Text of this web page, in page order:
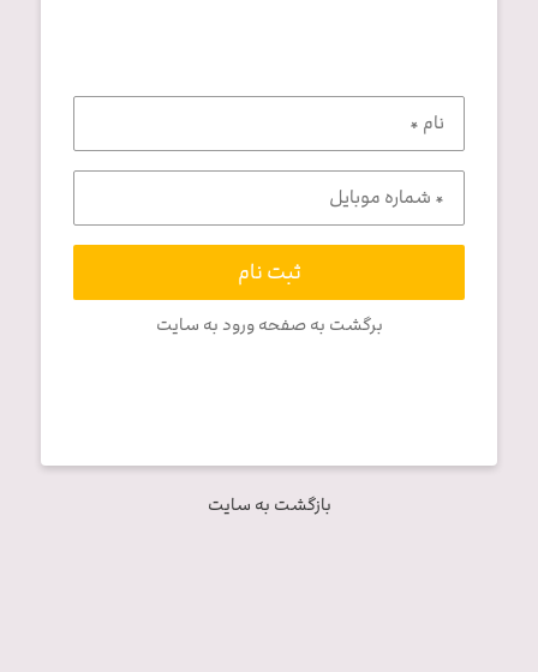
ثبت نام
برگشت به صفحه ورود به سایت
بازگشت به سایت